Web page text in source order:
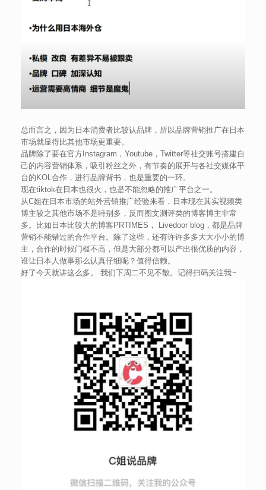
总而言之，因为日本消费者比较认品牌，所以品牌营销推广在日本
市场就显得比其他市场更重要。
品牌除了要在官方Instagram，Youtube，Twitter等社交账号搭建自
己的内容营销体系，吸引粉丝之外，有节奏的展开与各社交媒体平
台的KOL合作，进行品牌背书，也是重要的一环。
现在tiktok在日本也很火，也是不能忽略的推广平台之一。
从C姐在日本市场的站外营销推广经验来看，日本现在其实视频类
博主较之其他市场不是特别多，反而图文测评类的博客博主非常
多。比如日本比较大的博客PRTIMES， Livedoor blog，都是品牌
营销不能错过的合作平台。除了这些，还有许许多多大大小小的博
主，合作的时候门槛不高，但是大部分都可以产出很优质的内容，
谁让日本人做事那么认真仔细呢？值得信赖。
好了今天就讲这么多。 我们下周二不见不散。记得扫码关注我~